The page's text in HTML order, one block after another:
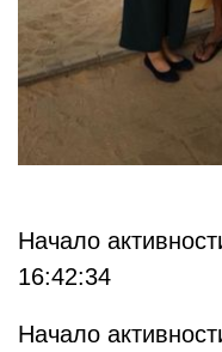
Начало
16:42:34
Начало